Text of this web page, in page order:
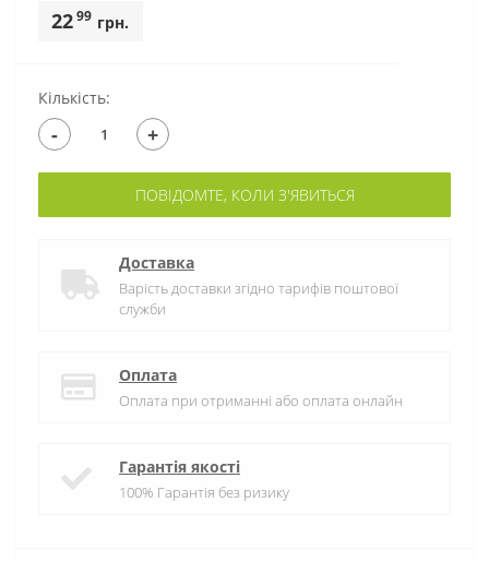
2299 грн.
Кількість:
- +
ПОВІДОМТЕ, КОЛИ З'ЯВИТЬСЯ
Доставка
Варість доставки згідно тарифів поштової
служби
Оплата
Оплата при отриманні або оплата онлайн
Гарантія якості
100% Гарантія без ризику